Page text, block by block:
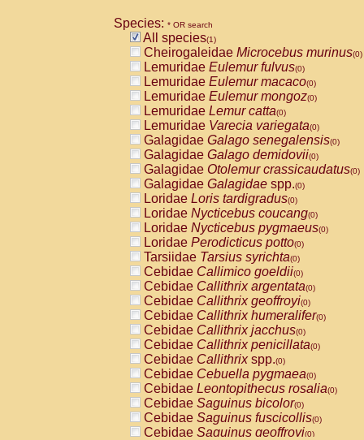
Species: * OR search
All species(1)
Cheirogaleidae Microcebus murinus(0)
Lemuridae Eulemur fulvus(0)
Lemuridae Eulemur macaco(0)
Lemuridae Eulemur mongoz(0)
Lemuridae Lemur catta(0)
Lemuridae Varecia variegata(0)
Galagidae Galago senegalensis(0)
Galagidae Galago demidovii(0)
Galagidae Otolemur crassicaudatus(0)
Galagidae Galagidae spp.(0)
Loridae Loris tardigradus(0)
Loridae Nycticebus coucang(0)
Loridae Nycticebus pygmaeus(0)
Loridae Perodicticus potto(0)
Tarsiidae Tarsius syrichta(0)
Cebidae Callimico goeldii(0)
Cebidae Callithrix argentata(0)
Cebidae Callithrix geoffroyi(0)
Cebidae Callithrix humeralifer(0)
Cebidae Callithrix jacchus(0)
Cebidae Callithrix penicillata(0)
Cebidae Callithrixspp.(0)
Cebidae Cebuella pygmaea(0)
Cebidae Leontopithecus rosalia(0)
Cebidae Saguinus bicolor(0)
Cebidae Saguinus fuscicollis(0)
Cebidae Saguinus geoffroyi(0)